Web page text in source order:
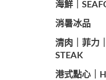
海鮮｜
️消暑冰品
清肉｜菲力
STEAK
港式點心｜